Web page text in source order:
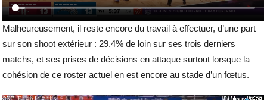
Malheureusement, il reste encore du travail à effectuer, d’une part
sur son shoot extérieur : 29.4% de loin sur ses trois derniers
matchs, et ses prises de décisions en attaque surtout lorsque la
cohésion de ce roster actuel en est encore au stade d’un fœtus.